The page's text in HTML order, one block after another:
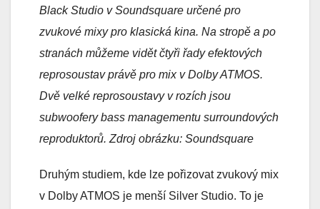
Black Studio v Soundsquare určené pro
zvukové mixy pro klasická kina. Na stropě a po
stranách můžeme vidět čtyři řady efektových
reprosoustav právě pro mix v Dolby ATMOS.
Dvě velké reprosoustavy v rozích jsou
subwoofery bass managementu surroundových
reproduktorů. Zdroj obrázku: Soundsquare
Druhým studiem, kde lze pořizovat zvukový mix
v Dolby ATMOS je menší Silver Studio. To je